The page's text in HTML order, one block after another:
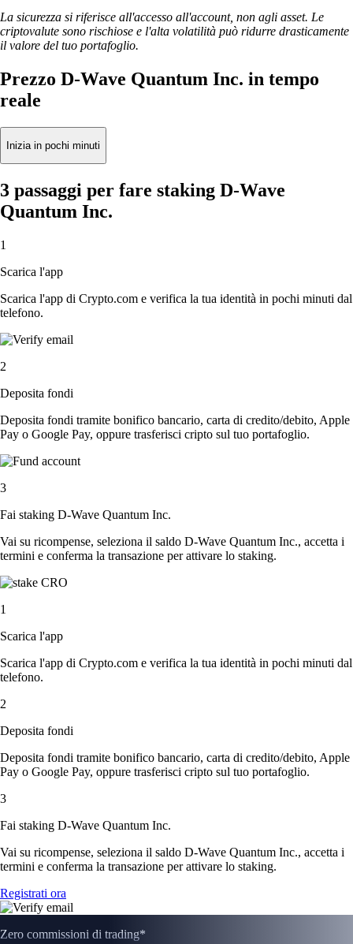
La sicurezza si riferisce all'accesso all'account, non agli asset. Le
criptovalute sono rischiose e l'alta volatilità può ridurre drasticamente
il valore del tuo portafoglio.
Prezzo D-Wave Quantum Inc. in tempo
reale
Inizia in pochi minuti
3 passaggi per fare staking D-Wave
Quantum Inc.
1
Scarica l'app
Scarica l'app di Crypto.com e verifica la tua identità in pochi minuti dal
telefono.
2
Deposita fondi
Deposita fondi tramite bonifico bancario, carta di credito/debito, Apple
Pay o Google Pay, oppure trasferisci cripto sul tuo portafoglio.
3
Fai staking D-Wave Quantum Inc.
Vai su ricompense, seleziona il saldo D-Wave Quantum Inc., accetta i
termini e conferma la transazione per attivare lo staking.
1
Scarica l'app
Scarica l'app di Crypto.com e verifica la tua identità in pochi minuti dal
telefono.
2
Deposita fondi
Deposita fondi tramite bonifico bancario, carta di credito/debito, Apple
Pay o Google Pay, oppure trasferisci cripto sul tuo portafoglio.
3
Fai staking D-Wave Quantum Inc.
Vai su ricompense, seleziona il saldo D-Wave Quantum Inc., accetta i
termini e conferma la transazione per attivare lo staking.
Registrati ora
Zero commissioni di trading*